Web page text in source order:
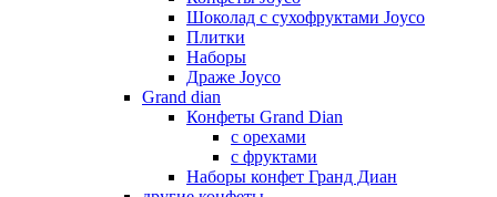
Шоколад с сухофруктами Joyco
Плитки
Наборы
Драже Joyco
Grand dian
Конфеты Grand Dian
с орехами
с фруктами
Наборы конфет Гранд Диан